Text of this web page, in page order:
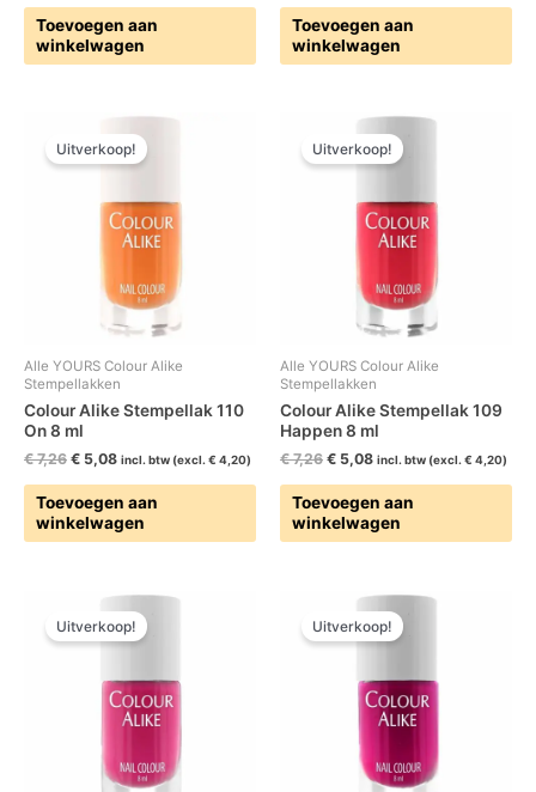
Toevoegen aan
winkelwagen
Toevoegen aan
winkelwagen
Uitverkoop!
Alle YOURS Colour Alike
Stempellakken
Colour Alike Stempellak 110
On 8 ml
€7,26
Oorspronkelijke
prijs
was:
€ 5,08
Huidige
prijs
is:
incl. btw (excl. € 4,20)
Toevoegen aan
winkelwagen
Uitverkoop!
Alle YOURS Colour Alike
Stempellakken
Colour Alike Stempellak 109
Happen 8 ml
€7,26
Oorspronkelijke
prijs
was:
€ 5,08
Huidige
prijs
is:
incl. btw (excl. € 4,20)
Toevoegen aan
winkelwagen
Uitverkoop!
Oorspronkelijke
prijs
was:
Huidige
prijs
is:
Uitverkoop!
Oorspronkelijke
prijs
was:
Huidige
prijs
is: